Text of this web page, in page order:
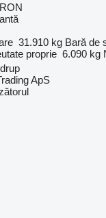
31.910 kg Bară de
proprie 6.090 kg
ApS